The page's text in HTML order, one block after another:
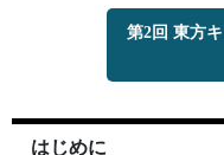
第2回 東方
はじめに